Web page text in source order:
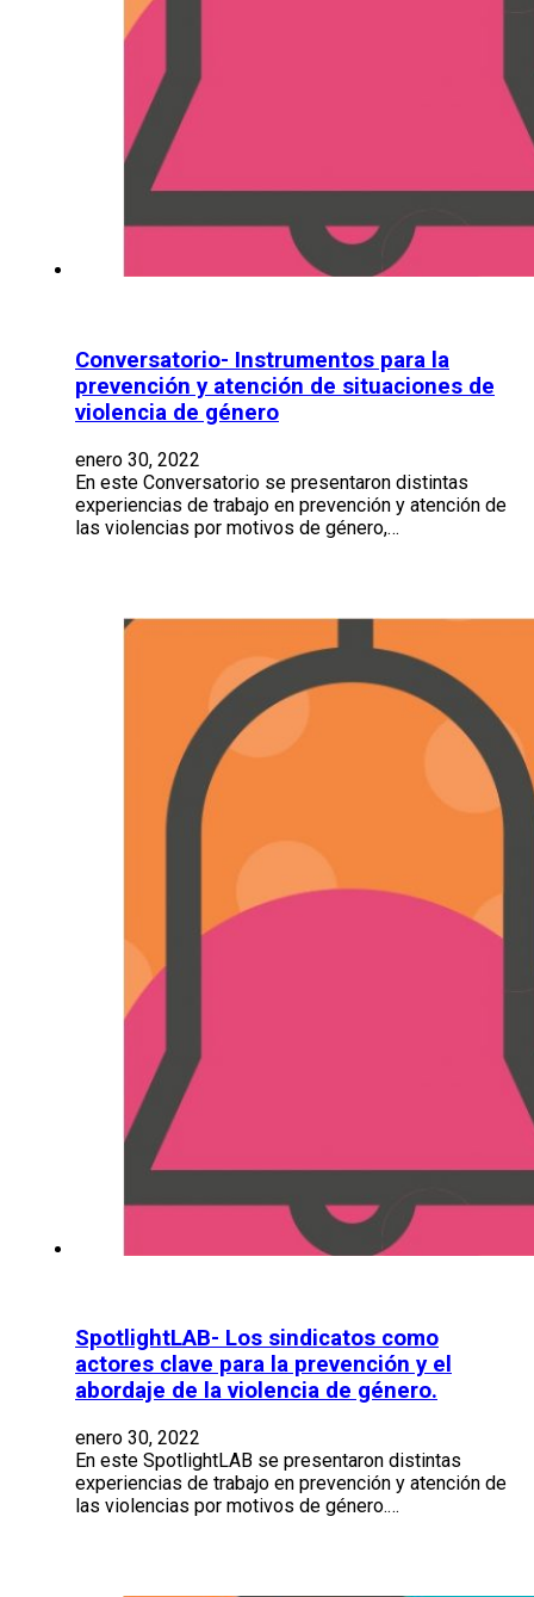
Conversatorio- Instrumentos para la
prevención y atención de situaciones de
violencia de género
enero 30, 2022
En este Conversatorio se presentaron distintas
experiencias de trabajo en prevención y atención de
las violencias por motivos de género,…
SpotlightLAB- Los sindicatos como
actores clave para la prevención y el
abordaje de la violencia de género.
enero 30, 2022
En este SpotlightLAB se presentaron distintas
experiencias de trabajo en prevención y atención de
las violencias por motivos de género.…